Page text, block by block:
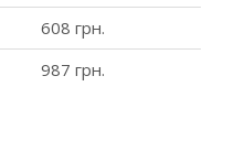
608 грн.
987 грн.